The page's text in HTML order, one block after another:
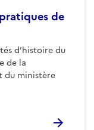
de
d’histoire du
de la
du ministère